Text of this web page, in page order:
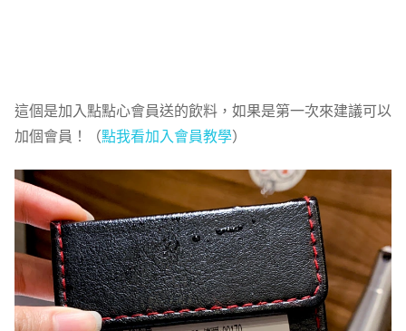
這個是加入點點心會員送的飲料，如果是第一次來建議可以
加個會員！（點我看加入會員教學）